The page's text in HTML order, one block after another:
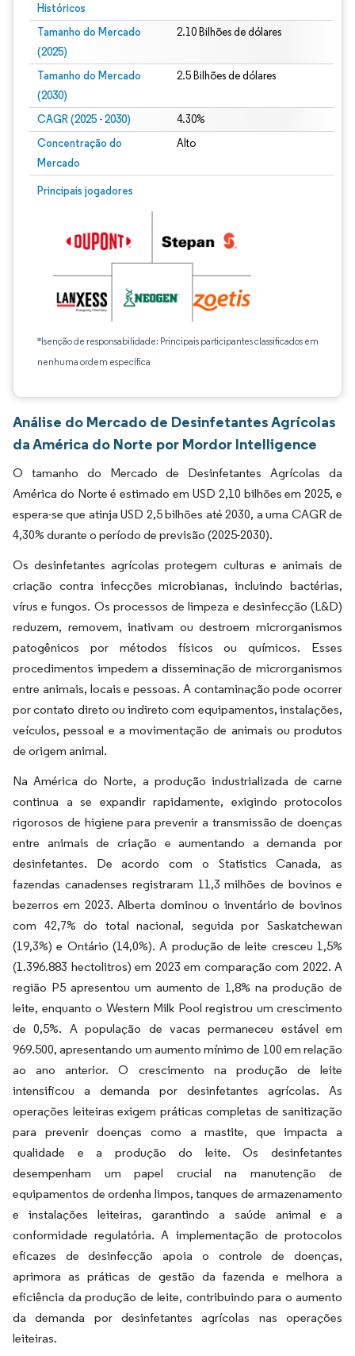
Históricos
Tamanho do Mercado
(2025)
2.10 Bilhões de dólares
Tamanho do Mercado
(2030)
2.5 Bilhões de dólares
CAGR (2025 - 2030) 4.30%
Concentração do
Mercado
Alto
Principais jogadores
*Isenção de responsabilidade: Principais participantes classificados em
nenhuma ordem específica
Análise do Mercado de Desinfetantes Agrícolas
da América do Norte por Mordor Intelligence
O tamanho do Mercado de Desinfetantes Agrícolas da
América do Norte é estimado em USD 2,10 bilhões em 2025, e
espera-se que atinja USD 2,5 bilhões até 2030, a uma CAGR de
4,30% durante o período de previsão (2025-2030).
Os desinfetantes agrícolas protegem culturas e animais de
criação contra infecções microbianas, incluindo bactérias,
vírus e fungos. Os processos de limpeza e desinfecção (L&D)
reduzem, removem, inativam ou destroem microrganismos
patogênicos por métodos físicos ou químicos. Esses
procedimentos impedem a disseminação de microrganismos
entre animais, locais e pessoas. A contaminação pode ocorrer
por contato direto ou indireto com equipamentos, instalações,
veículos, pessoal e a movimentação de animais ou produtos
de origem animal.
Na América do Norte, a produção industrializada de carne
continua a se expandir rapidamente, exigindo protocolos
rigorosos de higiene para prevenir a transmissão de doenças
entre animais de criação e aumentando a demanda por
desinfetantes. De acordo com o Statistics Canada, as
fazendas canadenses registraram 11,3 milhões de bovinos e
bezerros em 2023. Alberta dominou o inventário de bovinos
com 42,7% do total nacional, seguida por Saskatchewan
(19,3%) e Ontário (14,0%). A produção de leite cresceu 1,5%
(1.396.883 hectolitros) em 2023 em comparação com 2022. A
região P5 apresentou um aumento de 1,8% na produção de
leite, enquanto o Western Milk Pool registrou um crescimento
de 0,5%. A população de vacas permaneceu estável em
969.500, apresentando um aumento mínimo de 100 em relação
ao ano anterior. O crescimento na produção de leite
intensificou a demanda por desinfetantes agrícolas. As
operações leiteiras exigem práticas completas de sanitização
para prevenir doenças como a mastite, que impacta a
qualidade e a produção do leite. Os desinfetantes
desempenham um papel crucial na manutenção de
equipamentos de ordenha limpos, tanques de armazenamento
e instalações leiteiras, garantindo a saúde animal e a
conformidade regulatória. A implementação de protocolos
eficazes de desinfecção apoia o controle de doenças,
aprimora as práticas de gestão da fazenda e melhora a
eficiência da produção de leite, contribuindo para o aumento
da demanda por desinfetantes agrícolas nas operações
leiteiras.